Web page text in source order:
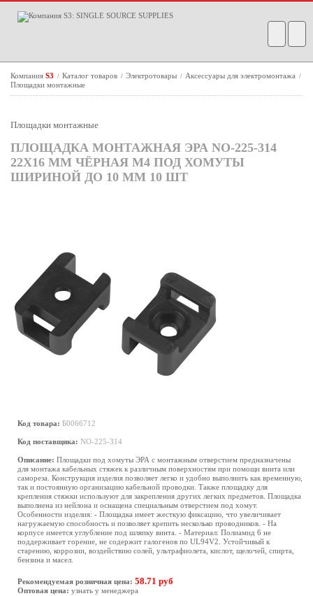
Компания S3 / Каталог товаров / Электротовары / Аксессуары для электромонтажа /
Площадки монтажные
Площадки монтажные
ПЛОЩАДКА МОНТАЖНАЯ ЭРА NO-225-314
22Х16 ММ ЧЁРНАЯ М4 ПОД ХОМУТЫ
ШИРИНОЙ ДО 10 ММ 10 ШТ
Код товара: Б0066712
Код поставщика: NO-225-314
Описание: Площадки под хомуты ЭРА с монтажным отверстием предназначены
для монтажа кабельных стяжек к различным поверхностям при помощи винта или
самореза. Конструкция изделия позволяет легко и удобно выполнить как временную,
так и постоянную организацию кабельной проводки. Также площадку для
крепления стяжки используют для закрепления других легких предметов. Площадка
выполнена из нейлона и оснащена специальным отверстием под хомут.
Особенности изделия: - Площадка имеет жесткую фиксацию, что увеличивает
нагружаемую способность и позволяет крепить несколько проводников. - На
корпусе имеется углубление под шляпку винта. - Материал: Полиамид 6 не
поддерживает горение, не содержит галогенов по UL94V2. Устойчивый к
старению, коррозии, воздействию солей, ультрафиолета, кислот, щелочей, спирта,
бензина и масел.
Рекомендуемая розничная цена: 58.71 руб
Оптовая цена: узнать у менеджера